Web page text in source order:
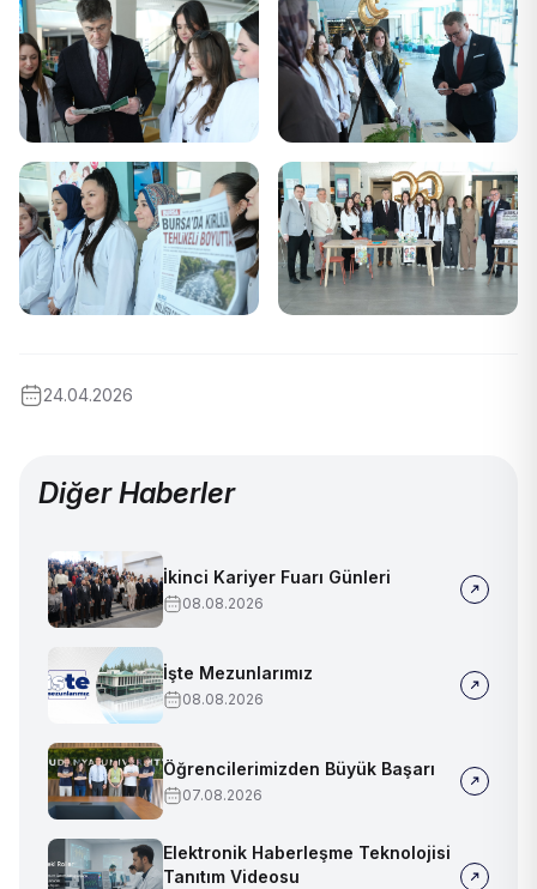
24.04.2026
Diğer Haberler
İkinci Kariyer Fuarı Günleri
08.08.2026
İşte Mezunlarımız
08.08.2026
Öğrencilerimizden Büyük Başarı
07.08.2026
Elektronik Haberleşme Teknolojisi
Tanıtım Videosu